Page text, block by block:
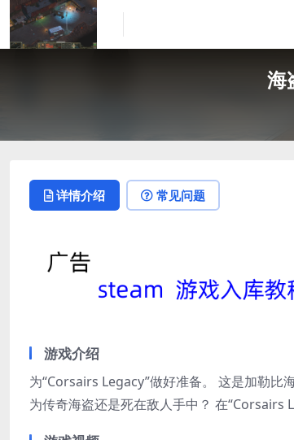
海
详情介绍 常见问题
游戏介绍
为“Corsairs Legacy”做好准备。 这是加勒比
为传奇海盗还是死在敌人手中？ 在“Corsairs